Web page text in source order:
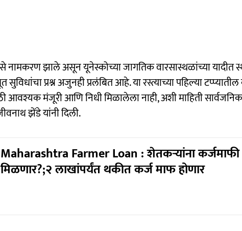
नामकरण झाले असून यूनेस्कोच्या जागतिक वारसास्थळांच्या यादीत
प्रश्न अजुनही प्रलंबित आहे. या रस्त्याच्या पहिल्या
आवश्यक मंजूरी आणि निधी मिळालेला नाही, अशी माहिती सार्वजनिक
झेंडे यांनी दिली.
Maharashtra Farmer Loan : शेतकऱ्यांना कर्जमाफी
मिळणार?;२ लाखांपर्यंत थकीत कर्ज माफ होणार